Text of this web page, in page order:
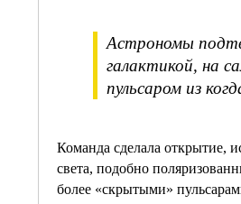
Астрономы
галактикой, на
пульсаром из
Команда сделала открытие,
света, подобно
более «скрытыми»